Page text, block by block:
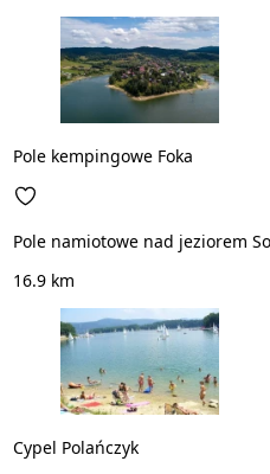
Pole kempingowe Foka
Pole namiotowe nad jeziorem
16.9 km
Cypel Polańczyk